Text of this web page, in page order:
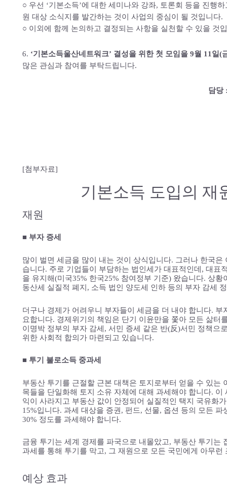
○ 우선 ‘기본소득’에 대한 세미나와 강좌, 토론회 등을 진행
원 대상 소식지를 발간하는 것이 사업의 중심이 될 것입니다.
○ 이외에 함께 논의하고 결정되는 사항을 실천할 수 있을 것
6. ‘기본소득울산네트워크’ 결성을 위한 첫 모임을 9월 11일(
많은 관심과 참여를 부탁드립니다.
담당
[첨부자료]
기본소득 도입의 재
재원
■ 부자 증세
많이 벌면 세금을 많이 내는 것이 상식입니다. 그러나 한국
습니다. 주로 기업들이 부담하는 법인세가 대표적인데, 대표
을 유지해(미국35% 한국25% 참여정부 기준) 왔습니다. 상
동산세 실질적 폐지, 소득 법인 양도세 인하 등의 부자 감세
더구나 경제가 어려우니 부자들이 세금을 더 내야 합니다.
요합니다. 경제위기의 책임은 단기 이윤만을 쫓아 모든 삶터
이명박 정부의 부자 감세, 서민 증세 같은 반(反)서민 정책으
위한 사회적 합의가 마련되고 있습니다.
■ 투기 불로소득 중과세
부동산 투기를 근절할 근본 대책은 토지로부터 얻을 수 있는
목들을 단일화해 토지 소유 자체에 대해 과세해야 합니다.
익이 사라지고 부동산 값이 안정되어 실질적인 택지 국유화
15%입니다. 과세 대상을 증권, 펀드, 선물, 옵션 등의 모든
30% 정도를 과세해야 합니다.
금융 투기는 세계 경제를 파국으로 내몰았고, 부동산 투기는
과세를 통해 투기를 막고, 그 재원으로 모든 국민에게 아무
예상 효과